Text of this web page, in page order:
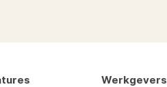
Werkgevers